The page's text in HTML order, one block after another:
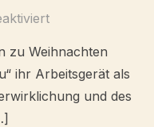
zu Weihnachten
ihr Arbeitsgerät als
und des